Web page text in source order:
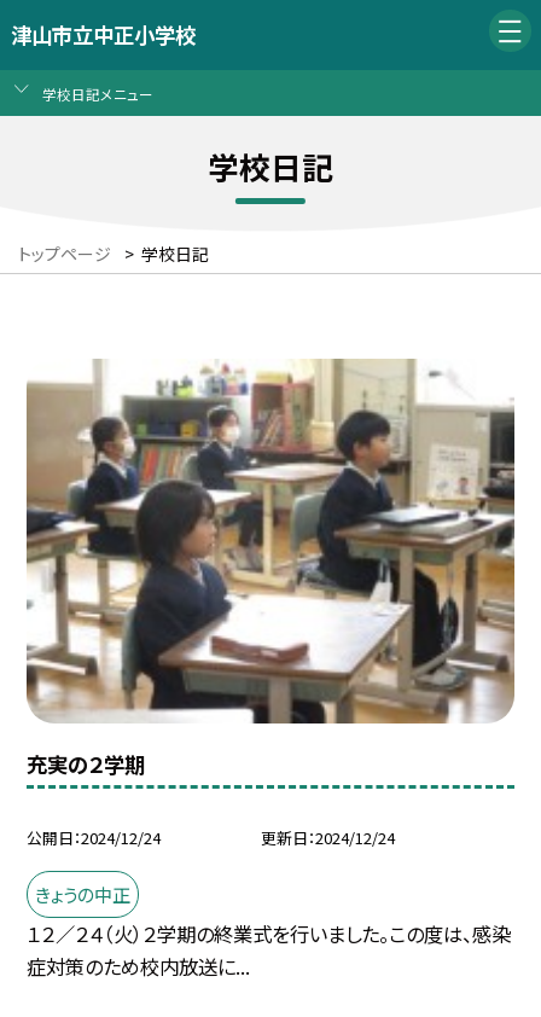
津山市立中正小学校
学校日記メニュー
学校日記
トップページ > 学校日記
充実の２学期
公開日 2024/12/24 更新日 2024/12/24
きょうの中正
１２／２４（火）２学期の終業式を行いました。この度は、感染
症対策のため校内放送に...